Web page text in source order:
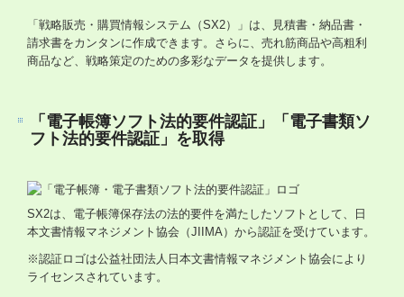
リンク集
病院・診療所の皆様へ
社会福祉法人の皆様へ
補助金・助成金・融資情報
関与先向け融資商品ご紹介
経営者お役立ち情報
社長メニューASP版
「戦略販売・購買情報システム（SX2）」は、見積書・納品書・
請求書をカンタンに作成できます。さらに、売れ筋商品や高粗利
商品など、戦略策定のための多彩なデータを提供します。
「電子帳簿ソフト法的要件認証」「電子書類ソ
フト法的要件認証」を取得
SX2は、電子帳簿保存法の法的要件を満たしたソフトとして、日
本文書情報マネジメント協会（JIIMA）から認証を受けています。
※認証ロゴは公益社団法人日本文書情報マネジメント協会により
ライセンスされています。